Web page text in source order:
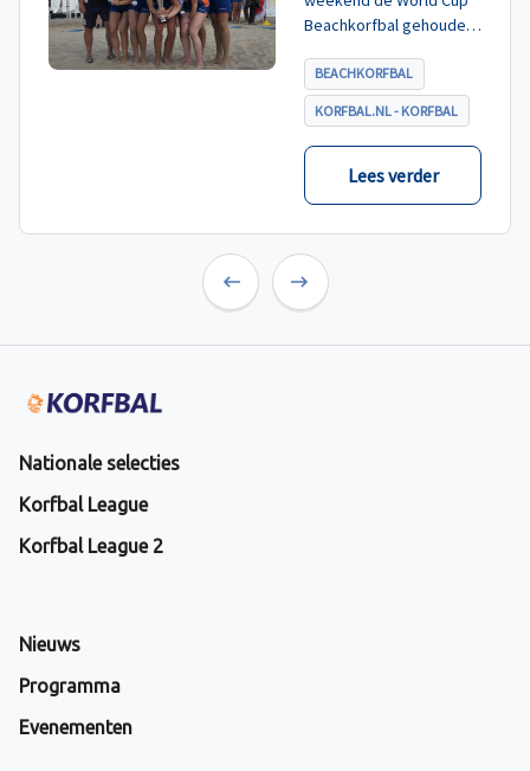
Beachkorfbal gehouden.
tegen België, die
eindigde in shoot-outs,
was het Nederland dat
er met het goud vandoor
BEACHKORFBAL
KORFBAL.NL - KORFBAL
Lees verder
Nationale selecties
Korfbal League
Korfbal League 2
Nieuws
Programma
Evenementen